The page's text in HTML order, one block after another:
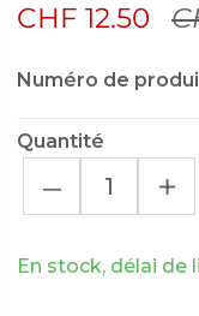
CHF 12.50
Numéro de
Quantité
– +
En stock, délai de